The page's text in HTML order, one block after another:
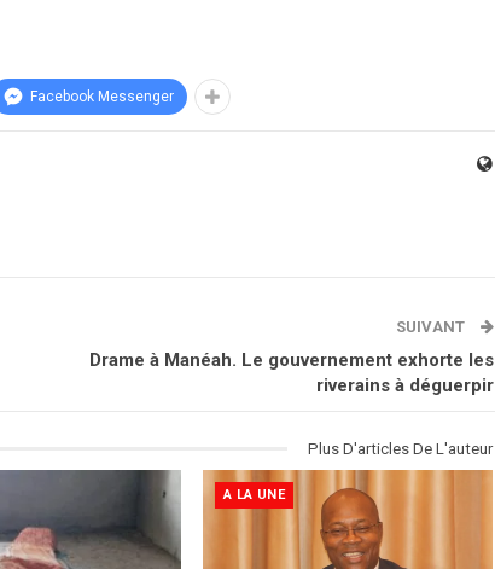
Facebook Messenger
SUIVANT
Drame à Manéah. Le gouvernement exhorte les
riverains à déguerpir
Plus D'articles De L'auteur
A LA UNE